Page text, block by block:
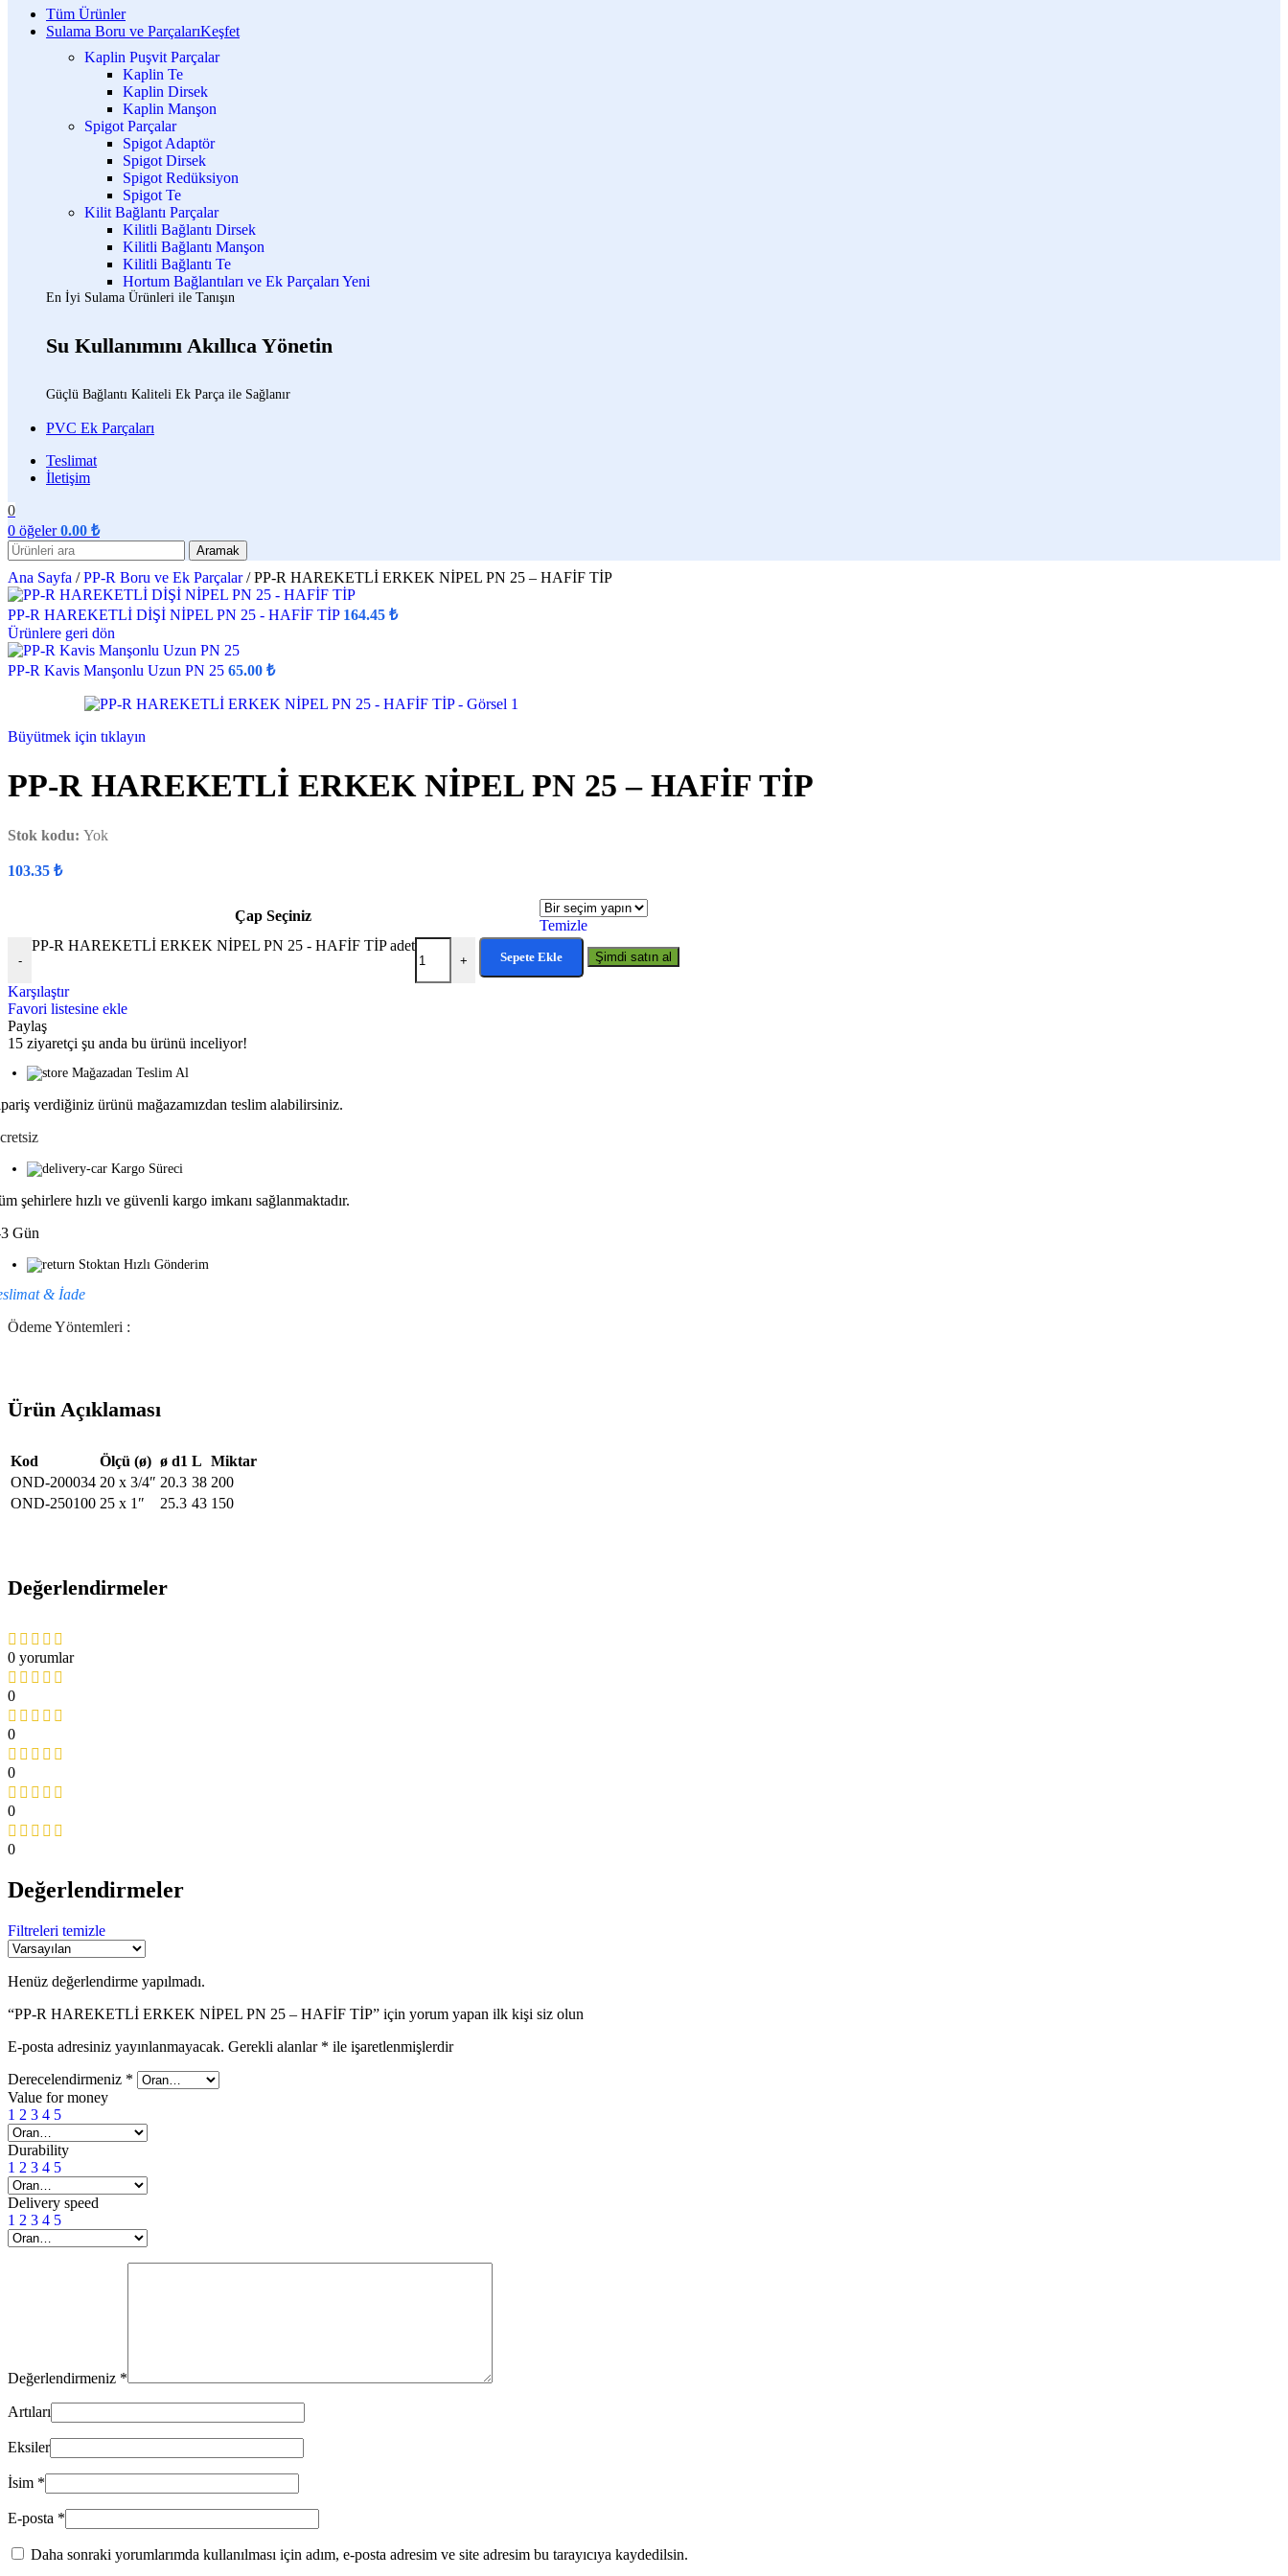
Tüm Ürünler
Sulama Boru ve ParçalarıKeşfet
Kaplin Puşvit Parçalar
Kaplin Te
Kaplin Dirsek
Kaplin Manşon
Spigot Parçalar
Spigot Adaptör
Spigot Dirsek
Spigot Redüksiyon
Spigot Te
Kilit Bağlantı Parçalar
Kilitli Bağlantı Dirsek
Kilitli Bağlantı Manşon
Kilitli Bağlantı Te
Hortum Bağlantıları ve Ek Parçaları Yeni
En İyi Sulama Ürünleri ile Tanışın
Su Kullanımını Akıllıca Yönetin
Güçlü Bağlantı Kaliteli Ek Parça ile Sağlanır
PVC Ek Parçaları
Teslimat
İletişim
0
0 öğeler 0.00 ₺
Aramak
Ana Sayfa / PP-R Boru ve Ek Parçalar/ PP-R HAREKETLİ ERKEK NİPEL PN 25 – HAFİF TİP
PP-R HAREKETLİ DİŞİ NİPEL PN 25 - HAFİF TİP 164.45 ₺
Ürünlere geri dön
PP-R Kavis Manşonlu Uzun PN 25 65.00 ₺
Büyütmek için tıklayın
PP-R HAREKETLİ ERKEK NİPEL PN 25 – HAFİF TİP
Stok kodu: Yok
103.35 ₺
Çap Seçiniz
Temizle
-
PP-R HAREKETLİ ERKEK NİPEL PN 25 - HAFİF TİP adet
+ Sepete Ekle Şimdi satın al
Karşılaştır
Favori listesine ekle
Paylaş
15 ziyaretçi şu anda bu ürünü inceliyor!
Mağazadan Teslim Al
verdiğiniz ürünü mağazamızdan teslim alabilirsiniz.
Kargo Süreci
şehirlere hızlı ve güvenli kargo imkanı sağlanmaktadır.
Gün
Stoktan Hızlı Gönderim
& İade
Ödeme Yöntemleri :
Ürün Açıklaması
Kod Ölçü (ø) ø d1 L Miktar
OND-200034 20 x 3/4″ 20.3 38 200
OND-250100 25 x 1″ 25.3 43 150
Değerlendirmeler
0 yorumlar
0
0
0
0
0
Değerlendirmeler
Filtreleri temizle
Henüz değerlendirme yapılmadı.
“PP-R HAREKETLİ ERKEK NİPEL PN 25 – HAFİF TİP” için yorum yapan ilk kişi siz olun
E-posta adresiniz yayınlanmayacak. Gerekli alanlar * ile işaretlenmişlerdir
Derecelendirmeniz *
Value for money
1 2 3 4 5
Durability
1 2 3 4 5
Delivery speed
1 2 3 4 5
Değerlendirmeniz *
Artıları
Eksiler
İsim *
E-posta *
Daha sonraki yorumlarımda kullanılması için adım, e-posta adresim ve site adresim bu tarayıcıya kaydedilsin.